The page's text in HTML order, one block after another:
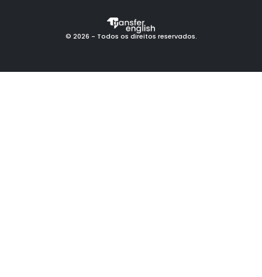
© 2026 - Todos os direitos reservados.